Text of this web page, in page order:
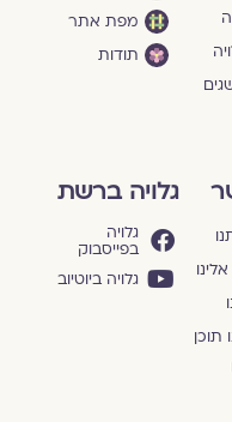
מפת אתר
תודות
גלויה ברשת
גלויה
בפייסבוק
גלויה ביוטיוב